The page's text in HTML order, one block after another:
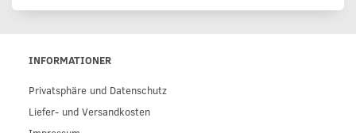
INFORMATIONER
Privatsphäre und Datenschutz
Liefer- und Versandkosten